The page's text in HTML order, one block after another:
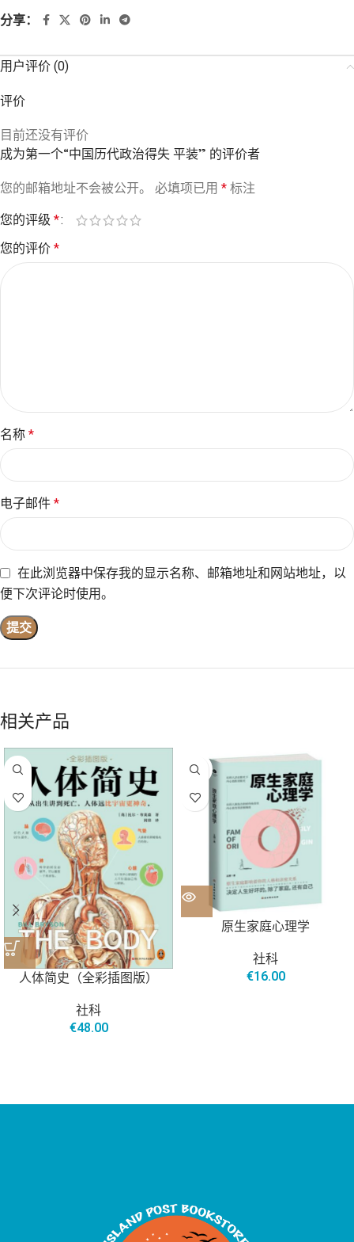
分享：
用户评价 (0)
评价
目前还没有评价
成为第一个“中国历代政治得失 平装” 的评价者
您的邮箱地址不会被公开。 必填项已用 * 标注
您的评级 *
您的评价 *
名称 *
电子邮件 *
在此浏览器中保存我的显示名称、邮箱地址和网站地址，以
便下次评论时使用。
相关产品
人体简史（全彩插图版）
社科
€48.00
售罄
原生家庭心理学
社科
€16.00